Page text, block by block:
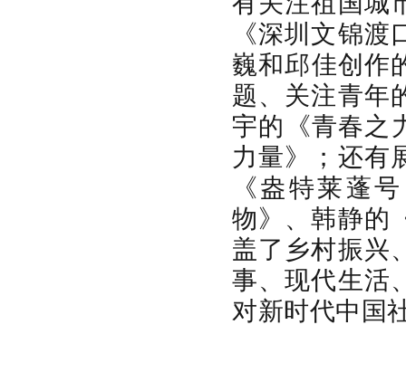
《深圳文锦
巍和邱佳创作
题、关注青年
宇的《青春之
力量》；还有
《盎特莱蓬
物》、韩静的
盖了乡村振兴
事、现代生活
对新时代中国